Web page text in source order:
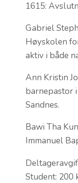
1615:
Gabriel
Høyskolen
aktiv i både
Ann Kristin
barnepastor
Sandnes.
Bawi Tha
Immanuel
Student: 200